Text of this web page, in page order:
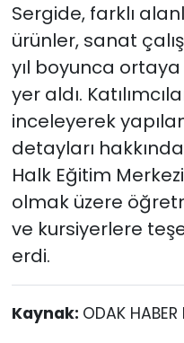
Sergide, farklı
ürünler, sanat
yıl boyunca
yer aldı.
inceleyerek
detayları
Halk Eğitim
olmak üzere
ve kursiyerlere
erdi.
Kaynak: ODAK HABER